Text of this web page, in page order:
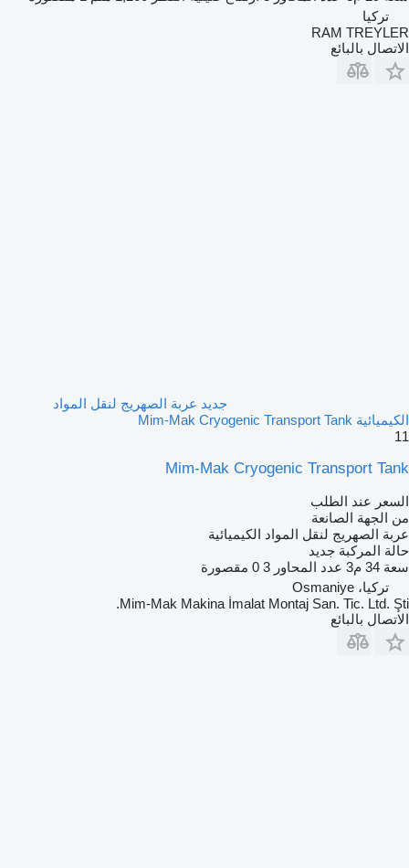
تركيا
RAM TREYLER
الاتصال بالبائع
جديد عربة الصهريج لنقل المواد
الكيميائية Mim-Mak Cryogenic Transport Tank
11
Mim-Mak Cryogenic Transport Tank
السعر عند الطلب
من الجهة الصانعة
عربة الصهريج لنقل المواد الكيميائية
حالة المركبة جديد
سعة 34 م3 عدد المحاور 3 0 مقصورة
تركيا، Osmaniye
Mim-Mak Makina İmalat Montaj San. Tic. Ltd. Şti.
الاتصال بالبائع